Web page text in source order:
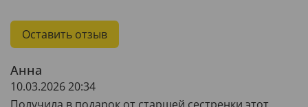
Анна
10.03.2026 20:34
Оставить отзыв